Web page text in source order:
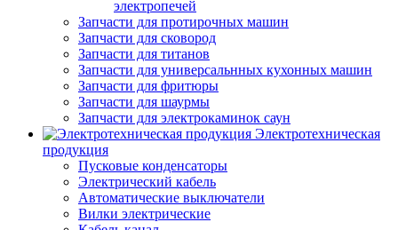
электропечей
Запчасти для протирочных машин
Запчасти для сковород
Запчасти для титанов
Запчасти для универсальнных кухонных машин
Запчасти для фритюры
Запчасти для шаурмы
Запчасти для электрокаминок саун
Электротехническая
продукция
Пусковые конденсаторы
Электрический кабель
Автоматические выключатели
Вилки электрические